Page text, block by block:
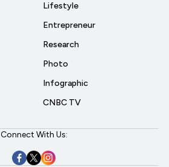
Lifestyle
Entrepreneur
Research
Photo
Infographic
CNBC TV
Connect With Us: